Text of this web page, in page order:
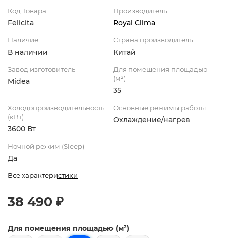
Код Товара
Felicita
Производитель
Royal Clima
Наличие:
В наличии
Страна производитель
Китай
Завод изготовитель
Midea
Для помещения площадью
(м²)
35
Холодопроизводительность
(кВт)
3600 Вт
Основные режимы работы
Охлаждение/нагрев
Ночной режим (Sleep)
Да
Все характеристики
38 490 ₽
Для помещения площадью (м²)